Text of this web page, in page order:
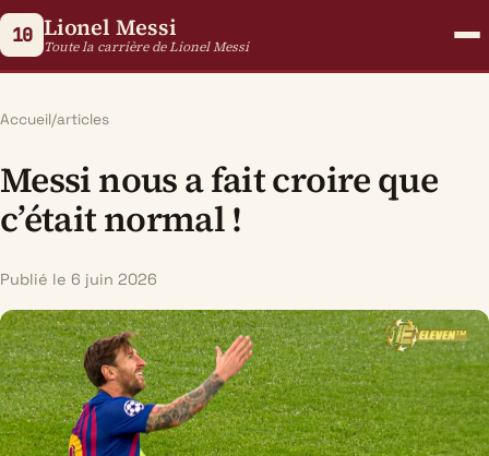
10 Lionel Messi
Toute la carrière de Lionel Messi
Accueil/articles
Messi nous a fait croire que
c’était normal !
Publié le 6 juin 2026